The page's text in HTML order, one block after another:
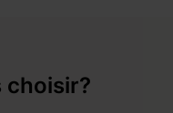
choisir?